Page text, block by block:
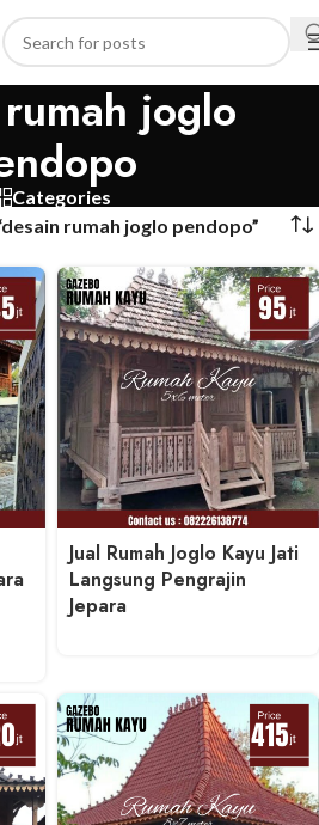
joglo
Categories
rumah joglo pendopo”
Jual Rumah Joglo Kayu Jati
Langsung Pengrajin
Jepara